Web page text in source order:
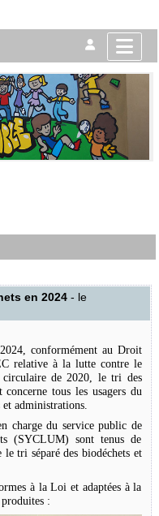
en 2024 - le
conformément au Droit
relative à la lutte contre le
circulaire de 2020, le tri des
concerne tous les usagers du
administrations.
charge du service public de
(SYCLUM) sont tenus de
tri séparé des biodéchets et
à la Loi et adaptées à la
: